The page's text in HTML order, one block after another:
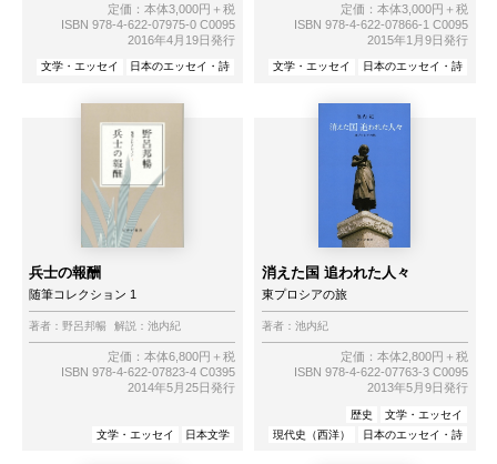
定価：本体3,000円＋税
ISBN 978-4-622-07975-0 C0095
2016年4月19日発行
文学・エッセイ 日本のエッセイ・詩
定価：本体3,000円＋税
ISBN 978-4-622-07866-1 C0095
2015年1月9日発行
文学・エッセイ 日本のエッセイ・詩
兵士の報酬
随筆コレクション 1
著者： 野呂邦暢 解説： 池内紀
定価：本体6,800円＋税
ISBN 978-4-622-07823-4 C0395
2014年5月25日発行
文学・エッセイ 日本文学
消えた国 追われた人々
東プロシアの旅
著者： 池内紀
定価：本体2,800円＋税
ISBN 978-4-622-07763-3 C0095
2013年5月9日発行
歴史
文学・エッセイ
現代史（西洋）
日本のエッセイ・詩